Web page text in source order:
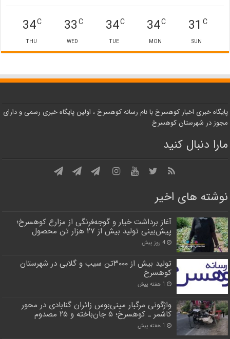
31 C
SUN
34C
MON
34C
TUE
33C
WED
34C
THU
پایگاه خبری اخبار کوهسرخ با نام رسانه کوهسرخ ، اولین پایگاه خبری رسمی و دارای
مجوز در شهرستان کوهسرخ
مارا دنبال کنید
نوشته های اخیر
آغاز برداشت خیار و گوجه‌فرنگی از مزارع کوهسرخ؛
پیش‌بینی تولید بیش از ۲۷ هزار تن محصول
4 روز پیش
تولید بیش از ۳۰۰۰تن سیب و گلابی در شهرستان
کوهسرخ
1 هفته پیش
واژگونی مرگبار مینی‌بوس زائران گنابادی در محور
کاشمر ـ کوهسرخ؛ ۵ جان‌باخته و ۲۵ مصدوم
1 هفته پیش